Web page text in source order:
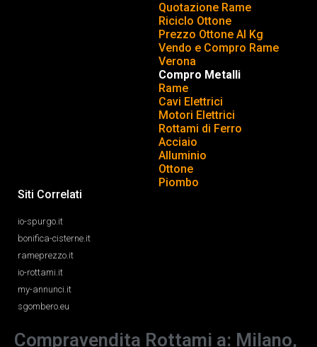
Quotazione Rame
Riciclo Ottone
Prezzo Ottone Al Kg
Vendo e Compro Rame
Verona
Compro Metalli
Rame
Cavi Elettrici
Motori Elettrici
Rottami di Ferro
Acciaio
Alluminio
Ottone
Piombo
Siti Correlati
io-spurgo.it
bonifica-cisterne.it
rameprezzo.it
io-rottami.it
my-annunci.it
sgombero.eu
Compravendita Rottami a: Milano,